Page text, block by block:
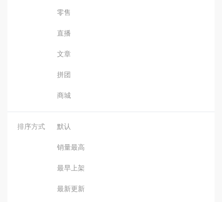
零售
直播
文章
拼团
商城
排序方式 默认
销量最高
最早上架
最新更新